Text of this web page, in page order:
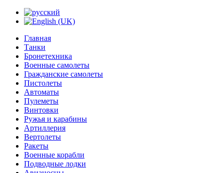
Главная
Танки
Бронетехника
Военные самолеты
Гражданские самолеты
Пистолеты
Автоматы
Пулеметы
Винтовки
Ружья и карабины
Артиллерия
Вертолеты
Ракеты
Военные корабли
Подводные лодки